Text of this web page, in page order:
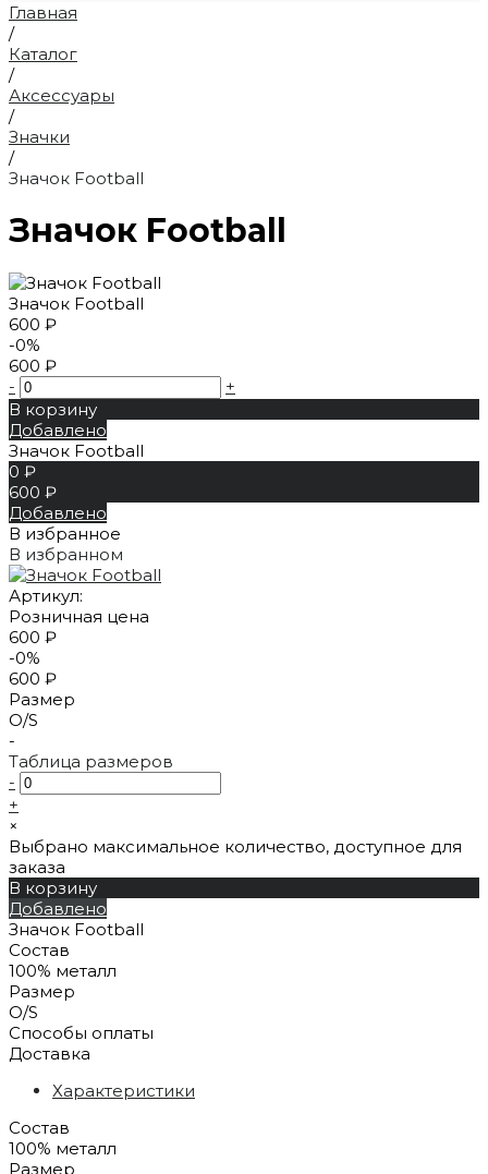
Главная
/
Каталог
/
Аксессуары
/
Значки
/
Значок Football
Значок Football
Значок Football
600 ₽
-0%
600 ₽
-
+
В корзину
Добавлено
Значок Football
0 ₽
600 ₽
Добавлено
В избранное
В избранном
Артикул:
Розничная цена
600 ₽
-0%
600 ₽
Размер
O/S
-
Таблица размеров
-
+
×
Выбрано максимальное количество, доступное для
заказа
В корзину
Добавлено
Значок Football
Состав
100% металл
Размер
O/S
Способы оплаты
Доставка
Характеристики
Состав
100% металл
Размер